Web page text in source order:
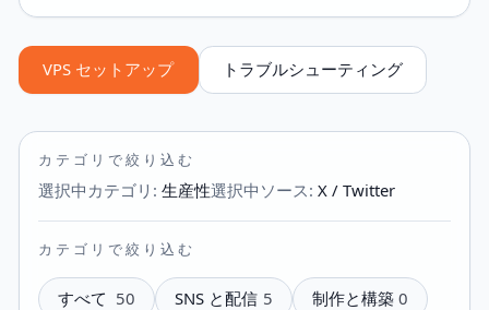
VPS セットアップ トラブルシューティング
カテゴリで絞り込む
選択中カテゴリ : 生産性選択中ソース: X / Twitter
カテゴリで絞り込む
すべて 50 SNS と配信 5 制作と構築 0